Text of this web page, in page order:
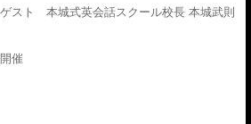
スト 本城式英会話スクール校長 本城武則
催